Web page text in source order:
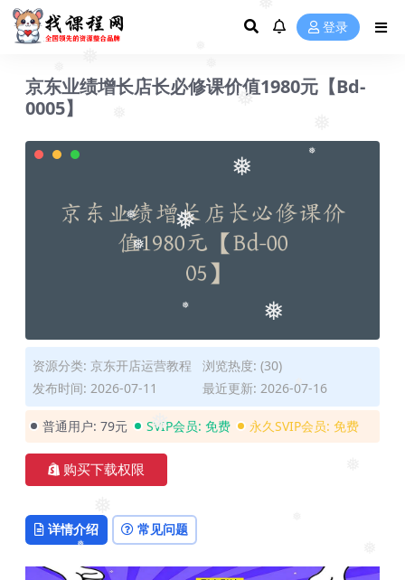
❅
❅
❅
❅
❅
❅
❅
❅
❅
❅
❅ ❅ ❅
❅
登录
京东业绩增长店长必修课价值1980元【Bd-
0005】
资源分类: 京东开店运营教程
浏览热度: (30)
发布时间: 2026-07-11
最近更新: 2026-07-16
普通用户: 79元 SVIP会员: 免费 永久SVIP会员: 免费
购买下载权限
详情介绍 常见问题